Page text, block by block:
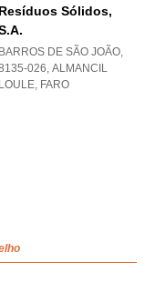
Resíduos Sólidos,
BARROS DE SÃO JOÃO,
026, ALMANCIL
LOULE, FARO